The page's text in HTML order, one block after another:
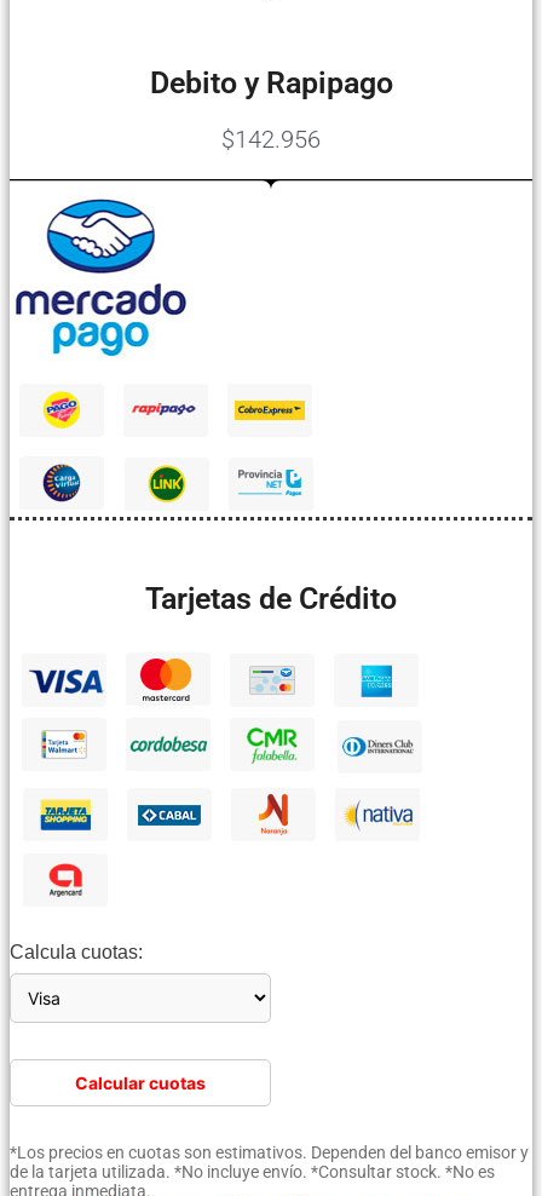
Debito y Rapipago
$142.956
Tarjetas de Crédito
Calcula cuotas:
Calcular cuotas
*Los precios en cuotas son estimativos. Dependen del banco emisor y
de la tarjeta utilizada. *No incluye envío. *Consultar stock. *No es
entrega inmediata.